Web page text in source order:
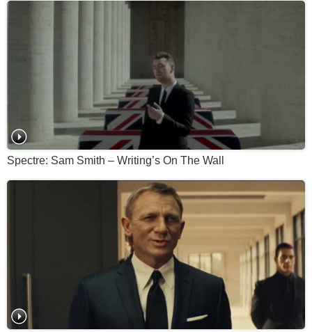
Spectre: Sam Smith – Writing’s On The Wall